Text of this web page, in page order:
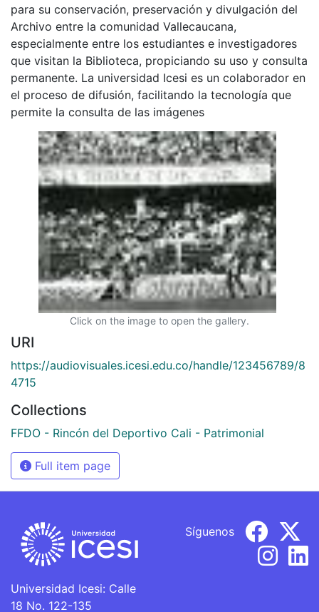
para su conservación, preservación y divulgación del
Archivo entre la comunidad Vallecaucana,
especialmente entre los estudiantes e investigadores
que visitan la Biblioteca, propiciando su uso y consulta
permanente. La universidad Icesi es un colaborador en
el proceso de difusión, facilitando la tecnología que
permite la consulta de las imágenes
Click on the image to open the gallery.
URI
https://audiovisuales.icesi.edu.co/handle/123456789/8
4715
Collections
FFDO - Rincón del Deportivo Cali - Patrimonial
Full item page
Universidad Icesi: Calle
18 No. 122-135
Síguenos